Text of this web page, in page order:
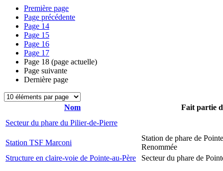
Première page
Page précédente
Page 14
Page 15
Page 16
Page 17
Page 18 (page actuelle)
Page suivante
Dernière page
Nom
Fait partie
Secteur du phare du Pilier-de-Pierre
Station TSF Marconi
Station de phare de
Renommée
Structure en claire-voie de Pointe-au-Père
Secteur du phare de